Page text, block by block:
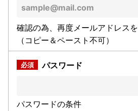
確認の為、再度メールアドレス
（コピー＆ペースト不可）
パスワード
パスワードの条件